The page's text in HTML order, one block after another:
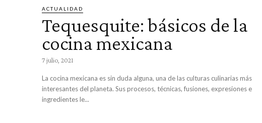
ACTUALIDAD
Tequesquite: básicos de la
cocina mexicana
7 julio, 2021
La cocina mexicana es sin duda alguna, una de las culturas culinarias más
interesantes del planeta. Sus procesos, técnicas, fusiones, expresiones e
ingredientes le...